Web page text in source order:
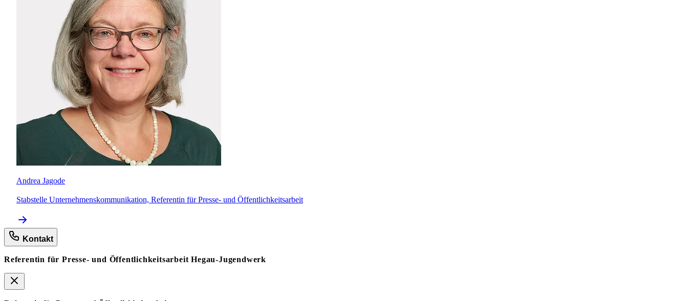
Andrea Jagode
Stabstelle Unternehmenskommunikation, Referentin für Presse- und Öffentlichkeitsarbeit
Kontakt
Referentin für Presse- und Öffentlichkeitsarbeit Hegau-Jugendwerk